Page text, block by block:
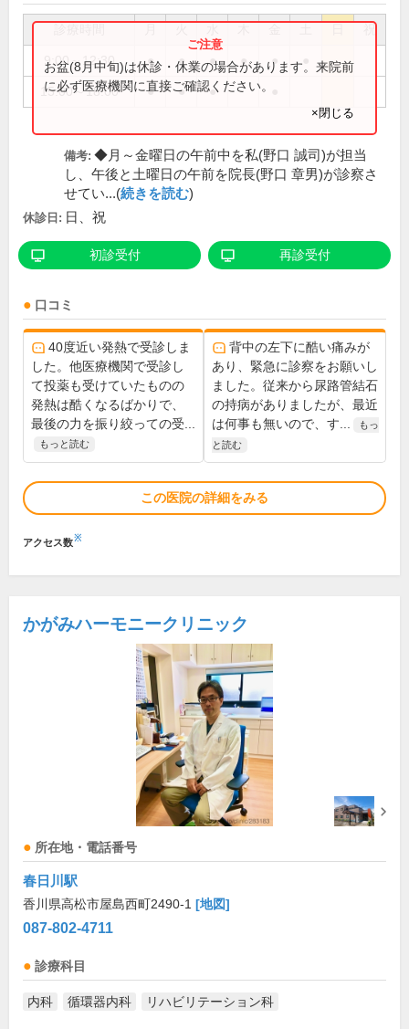
祝
9:00～12:30 ● ● ● ● ●
15:00～18:00 ● ● ●
お盆(8月中旬)は休診・休業の場合があります。来院前
に必ず医療機関に直接ご確認ください。
×閉じる
備考: ◆月～金曜日の午前中を私(野口 誠司)が担当
し、午後と土曜日の午前を院長(野口 章男)が診察さ
せてい...(続きを読む)
休診日: 日、祝
初診受付 再診受付
口コミ
40度近い発熱で受診しま
した。他医療機関で受診し
て投薬も受けていたものの
発熱は酷くなるばかりで、
最後の力を振り絞っての受...
もっと読む
背中の左下に酷い痛みが
あり、緊急に診察をお願いし
ました。従来から尿路管結石
の持病がありましたが、最近
は何事も無いので、す...
もっ
と読む
この医院の詳細をみる
アクセス数※
かがみハーモニークリニック
所在地・電話番号
春日川駅
香川県高松市屋島西町2490-1 [地図]
087-802-4711
診療科目
内科 循環器内科 リハビリテーション科